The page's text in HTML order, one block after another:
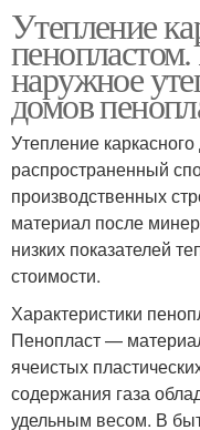
Утепление
наружное
домов
Утепление
распространенный
производственных
материал после
низких показателей
стоимости.
Характеристики
Пенопласт —
ячеистых
содержания газа
удельным весом. В